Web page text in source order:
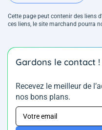
Cette page peut contenir des liens
ces liens, le site marchand pourra
Gardons le contact !
Recevez le meilleur de
nos bons plans.